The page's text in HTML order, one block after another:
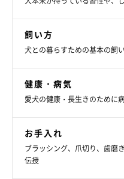
飼い方
犬との暮らすための基本の飼
健康・病気
愛犬の健康・長生きのために
お手入れ
ブラッシング、爪切り、歯磨
伝授